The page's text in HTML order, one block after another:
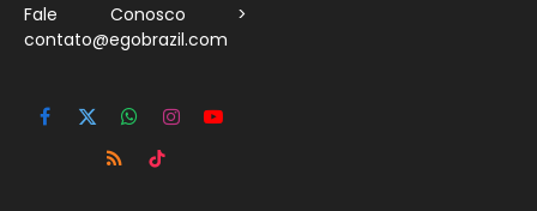
Fale Conosco >
contato@egobrazil.com
Facebook
X
(Twitter)
WhatsApp
InstagramYouTube
RSS
TikTok